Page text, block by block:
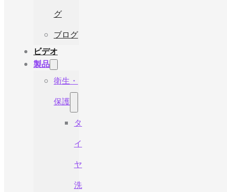
グ
ブログ
ビデオ
製品
衛生・
保護
タ
イ
ヤ
洗